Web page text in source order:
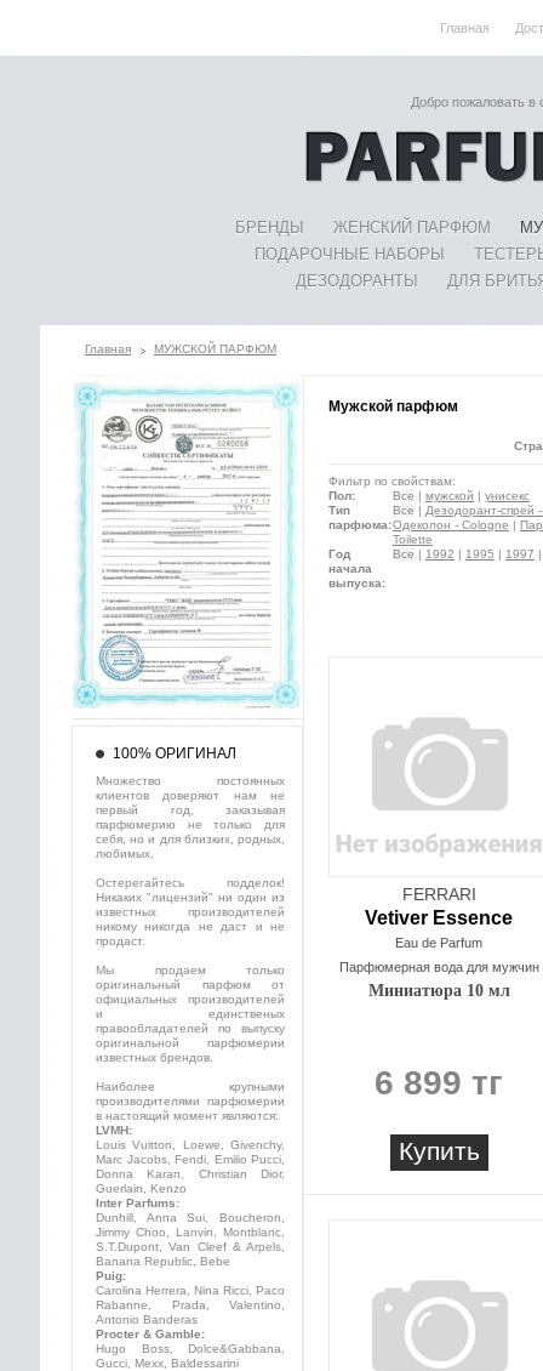
Главная
Добро пожаловать
БРЕНДЫ ЖЕНСКИЙ ПАРФЮМ
ПОДАРОЧНЫЕ НАБОРЫ
ДЕЗОДОРАНТЫ
ДЛЯ
Главная МУЖСКОЙ ПАРФЮМ
Мужской парфюм
Фильтр по свойствам:
Пол:
Все | мужской | унисекс
Тип
парфюма:
Все | Дезодорант-спрей
Одеколон - Cologne |
Toilette
Год
начала
выпуска:
Все | 1992 | 1995 | 1997
FERRARI
Vetiver Essence
Eau de Parfum
Парфюмерная вода для мужчин
Миниатюра 10 мл
6 899 тг
Купить
100% ОРИГИНАЛ
Множество постоянных
клиентов доверяют нам не
первый год, заказывая
парфюмерию не только для
себя, но и для близких, родных,
любимых.
Остерегайтесь подделок!
Никаких "лицензий" ни один из
известных производителей
никому никогда не даст и не
продаст.
Мы продаем только
оригинальный парфюм от
официальных производителей
и единственых
правообладателей по выпуску
оригинальной парфюмерии
известных брендов.
Наиболее крупными
производителями парфюмерии
в настоящий момент являются:
LVMH:
Louis Vuitton, Loewe, Givenchy,
Marc Jacobs, Fendi, Emilio Pucci,
Donna Karan, Christian Dior,
Guerlain, Kenzo
Inter Parfums:
Dunhill, Anna Sui, Boucheron,
Jimmy Choo, Lanvin, Montblanc,
S.T.Dupont, Van Cleef & Arpels,
Banana Republic, Bebe
Puig:
Carolina Herrera, Nina Ricci, Paco
Rabanne, Prada, Valentino,
Antonio Banderas
Procter & Gamble:
Hugo Boss, Dolce&Gabbana,
Gucci, Mexx, Baldessarini